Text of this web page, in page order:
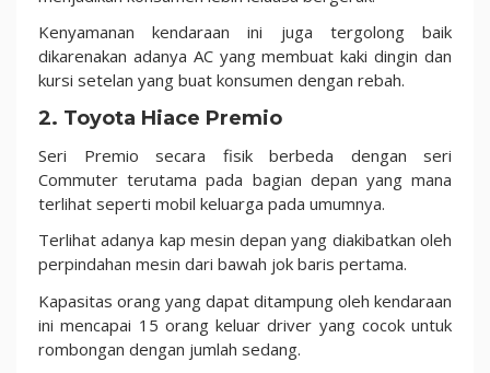
Kenyamanan kendaraan ini juga tergolong baik
dikarenakan adanya AC yang membuat kaki dingin dan
kursi setelan yang buat konsumen dengan rebah.
2. Toyota Hiace Premio
Seri Premio secara fisik berbeda dengan seri
Commuter terutama pada bagian depan yang mana
terlihat seperti mobil keluarga pada umumnya.
Terlihat adanya kap mesin depan yang diakibatkan oleh
perpindahan mesin dari bawah jok baris pertama.
Kapasitas orang yang dapat ditampung oleh kendaraan
ini mencapai 15 orang keluar driver yang cocok untuk
rombongan dengan jumlah sedang.